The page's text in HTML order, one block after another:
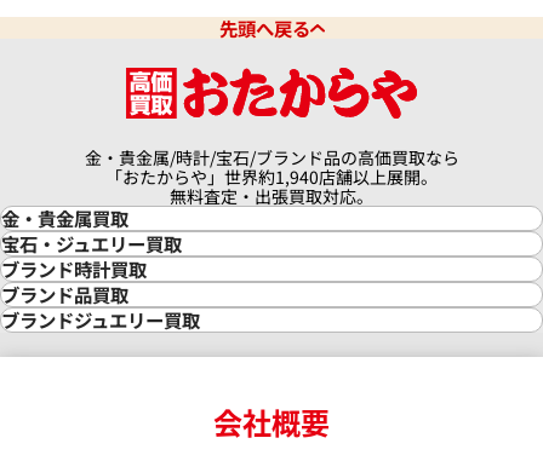
先頭へ戻る
金・貴金属/時計/宝石/ブランド品の高価買取なら
「おたからや」世界約1,940店舗以上展開。
無料査定・出張買取対応。
金・貴金属買取
金買取
金の相場価格情報
金の参考買取価格一覧
インゴット買取
インゴットの相場価格情報
24金買取
宝石・ジュエリー買取
宝石・ジュエリー買取
ダイヤモンド買取
ダイヤモンド・宝石の参考価格一覧
リング・結婚指輪買取
エメラルド買取
ブランド時計買取
時計買取
ロレックス買取
ロレックス デイトナ買取
ロレックス サブマリーナー買取
ロレックス エクスプローラー買取
ロレックス デイトジャスト買取
ブランド品買取
ブランド買取
ブランドジュエリー買取
ヴァンクリーフ＆アーペル買取会社概要